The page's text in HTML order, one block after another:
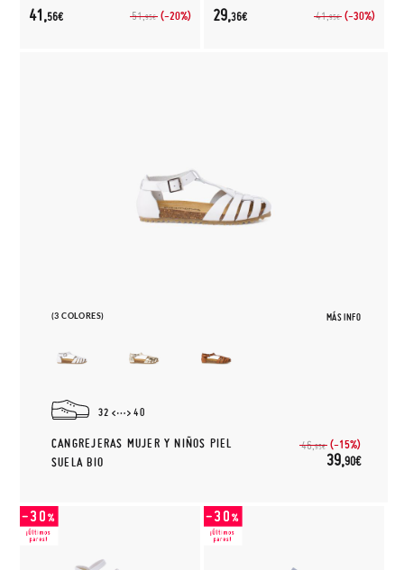
51,95€ (-20%)
41,56€ 41,95€ (-30%)
29,36€
(3 COLORES) MÁS INFO
32 40
CANGREJERAS MUJER Y NIÑOS PIEL
SUELA BIO
46,95€ (-15%)
39,90€